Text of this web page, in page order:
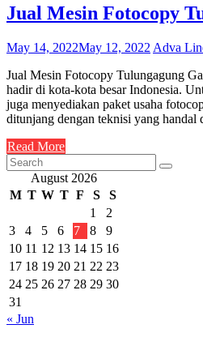
Jual Mesin Fotocopy
May 14, 2022May 12, 2022 Adva
Jual Mesin Fotocopy Tulungagung
hadir di kota-kota besar Indonesia.
juga menyediakan paket usaha
ditunjang dengan teknisi yang
Read More
August 2026
M T W T F S
S
1
2
3
4 5 6 7 8
9
10 11 12 13 14 15 16
17 18 19 20 21 22 23
24 25 26 27 28 29 30
31
« Jun